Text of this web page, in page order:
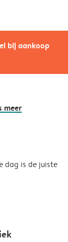
bij aankoop
meer
dag is de juiste